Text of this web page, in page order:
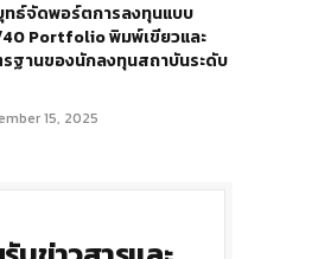
ทธ์จัดพอร์ตการลงทุนแบบ
Portfolio พิมพ์เขียวและ
ฐานของนักลงทุนสถาบันระดับ
15, 2025